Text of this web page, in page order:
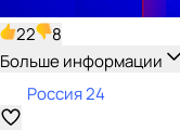
22
8
Больше информации
Россия 24